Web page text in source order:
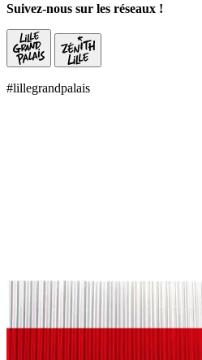
Suivez-nous sur les réseaux !
#lillegrandpalais